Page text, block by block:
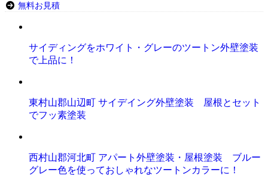
無料お見積
サイディングをホワイト・グレーのツートン外壁塗装
で上品に！
東村山郡山辺町 サイデイング外壁塗装 屋根とセット
でフッ素塗装
西村山郡河北町 アパート外壁塗装・屋根塗装 ブルー
グレー色を使っておしゃれなツートンカラーに！